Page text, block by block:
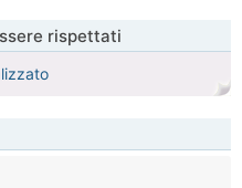
rispettati